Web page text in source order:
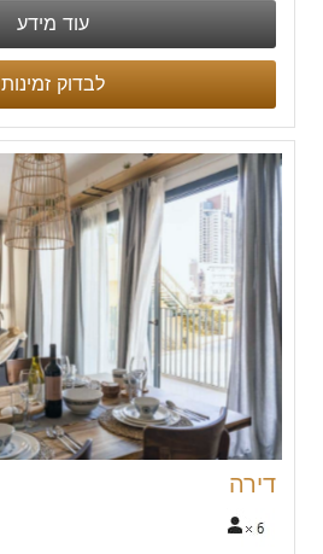
עוד מידע
לבדוק זמינות
דירה